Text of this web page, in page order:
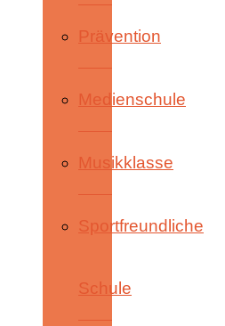
Prävention
Medienschule
Musikklasse
Sportfreundliche
Schule